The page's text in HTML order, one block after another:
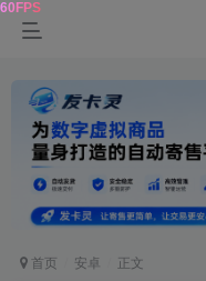
首页 安卓 正文